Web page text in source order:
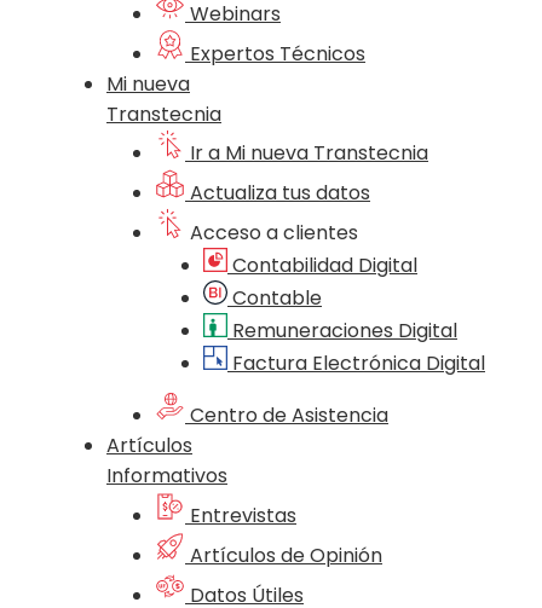
Webinars
Expertos Técnicos
Mi nueva
Transtecnia
Ir a Mi nueva Transtecnia
Actualiza tus datos
Acceso a clientes
Contabilidad Digital
Contable
Remuneraciones Digital
Factura Electrónica Digital
Centro de Asistencia
Artículos
Informativos
Entrevistas
Artículos de Opinión
Datos Útiles